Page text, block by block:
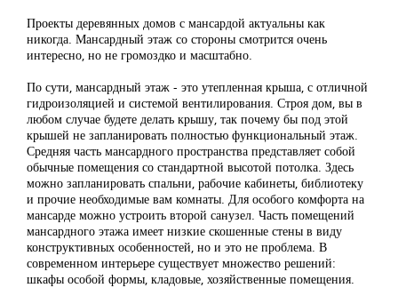
Проекты деревянных домов с мансардой актуальны как
никогда. Мансардный этаж со стороны смотрится очень
интересно, но не громоздко и масштабно.
По сути, мансардный этаж - это утепленная крыша, с отличной
гидроизоляцией и системой вентилирования. Строя дом, вы в
любом случае будете делать крышу, так почему бы под этой
крышей не запланировать полностью функциональный этаж.
Средняя часть мансардного пространства представляет собой
обычные помещения со стандартной высотой потолка. Здесь
можно запланировать спальни, рабочие кабинеты, библиотеку
и прочие необходимые вам комнаты. Для особого комфорта на
мансарде можно устроить второй санузел. Часть помещений
мансардного этажа имеет низкие скошенные стены в виду
конструктивных особенностей, но и это не проблема. В
современном интерьере существует множество решений:
шкафы особой формы, кладовые, хозяйственные помещения.